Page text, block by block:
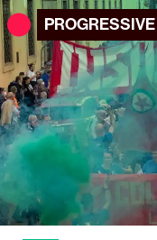
PROGRESSIVE